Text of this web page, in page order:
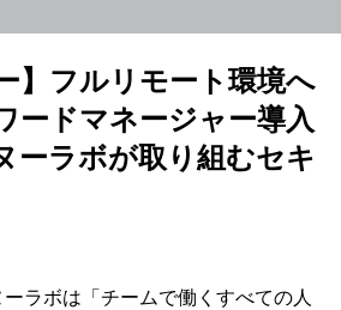
】フルリモート環境へ
ードマネージャー導入
ーラボが取り組むセキ
ラボは「チームで働くすべての人